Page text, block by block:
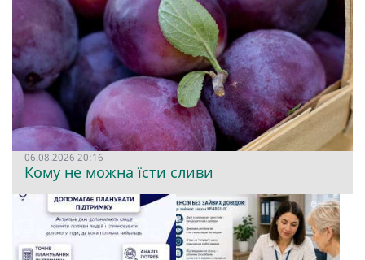
06.08.2026 20:16
Кому не можна їсти сливи